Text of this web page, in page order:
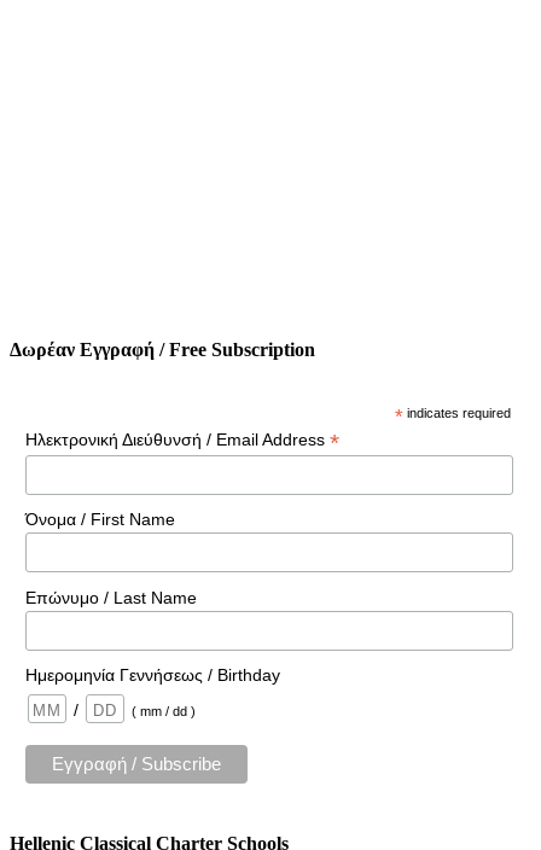
Δωρέαν Εγγραφή / Free Subscription
* indicates required
Ηλεκτρονική Διεύθυνσή / Email Address *
Όνομα / First Name
Επώνυμο / Last Name
Ημερομηνία Γεννήσεως / Birthday
/
( mm / dd )
Hellenic Classical Charter Schools